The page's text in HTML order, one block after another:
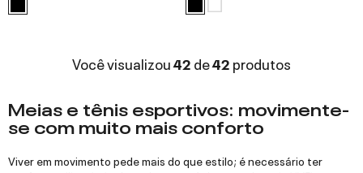
Você visualizou42de42produtos
Meias e tênis esportivos: movimente-
se com muito mais conforto
Viver em movimento pede mais do que estilo; é necessário ter